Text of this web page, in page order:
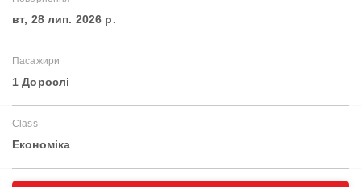
вт, 28 лип. 2026 р.
Пасажири
1 Дорослі
Class
Економіка